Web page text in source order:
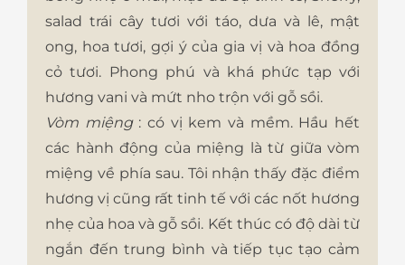
salad trái cây tươi với táo, dưa và lê, mật
ong, hoa tươi, gợi ý của gia vị và hoa đồng
cỏ tươi. Phong phú và khá phức tạp với
hương vani và mứt nho trộn với gỗ sồi.
Vòm miệng: có vị kem và mềm. Hầu hết
các hành động của miệng là từ giữa vòm
miệng về phía sau. Tôi nhận thấy đặc điểm
hương vị cũng rất tinh tế với các nốt hương
nhẹ của hoa và gỗ sồi. Kết thúc có độ dài từ
ngắn đến trung bình và tiếp tục tạo cảm